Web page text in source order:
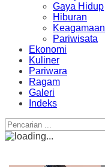
Gaya Hidup
Hiburan
Keagamaan
Pariwisata
Ekonomi
Kuliner
Pariwara
Ragam
Galeri
Indeks